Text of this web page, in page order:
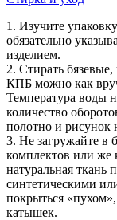
1. Изучите
обязательно
изделием.
2. Стирать
КПБ можно как
Температура воды
количество
полотно и рисунок
3. Не загружайте в
комплектов или
натуральная ткань
синтетическими
покрыться
катышек.